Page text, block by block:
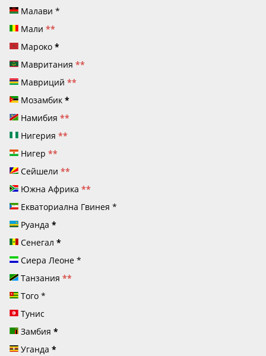
Малави *
Мали **
Мароко *
Мавритания **
Мавриций **
Мозамбик *
Намибия **
Нигерия **
Нигер **
Сейшели **
Южна Африка **
Екваториална Гвинея *
Руанда *
Сенегал *
Сиера Леоне *
Танзания **
Того *
Тунис
Замбия *
Уганда *